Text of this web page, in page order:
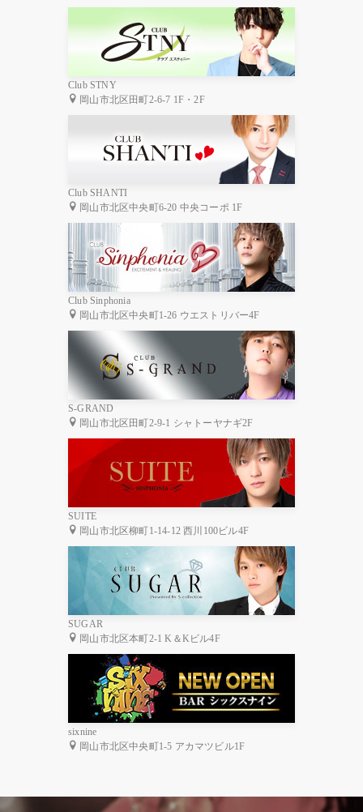
Club STNY
岡山市北区田町2-6-7 1F・2F
Club SHANTI
岡山市北区中央町6-20 中央コーポ 1F
Club Sinphonia
岡山市北区中央町1-26 ウエストリバー4F
S-GRAND
岡山市北区田町2-9-1 シャトーヤナギ2F
SUITE
岡山市北区柳町1-14-12 西川100ビル4F
SUGAR
岡山市北区本町2-1 K＆Kビル4F
sixnine
岡山市北区中央町1-5 アカマツビル1F